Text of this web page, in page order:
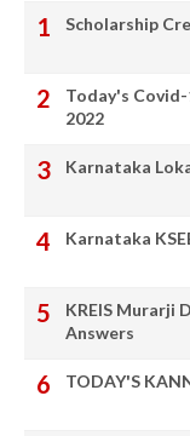
Scholarship
Today's
2022
Karnataka
Karnataka
KREIS Murarji
Answers
TODAY'S